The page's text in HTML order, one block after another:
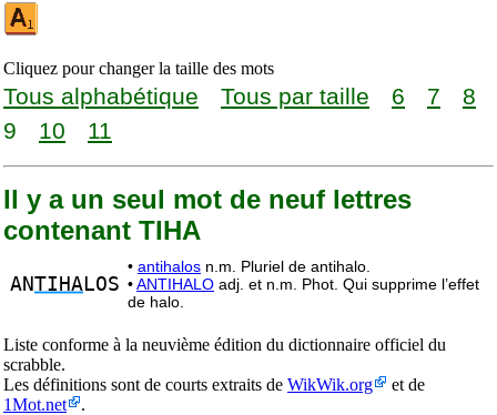
Cliquez pour changer la taille des mots
Tous alphabétique Tous par taille 6 7
8
9
10 11
Il y a un seul mot de neuf lettres
contenant TIHA
ANTIHALOS
• antihalos n.m. Pluriel de antihalo.
•ANTIHALO adj. et n.m. Phot. Qui supprime l’effet
de halo.
Liste conforme à la neuvième édition du dictionnaire officiel du
scrabble.
Les définitions sont de courts extraits de WikWik.org
et de
1Mot.net
.